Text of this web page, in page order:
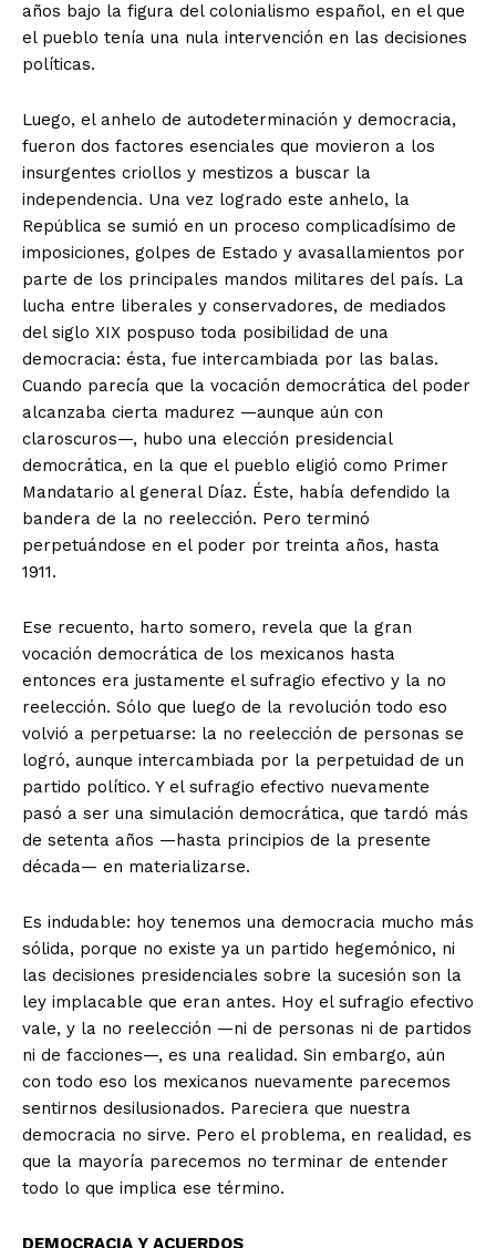
años bajo la figura del colonialismo español, en el que
el pueblo tenía una nula intervención en las decisiones
políticas.
Luego, el anhelo de autodeterminación y democracia,
fueron dos factores esenciales que movieron a los
insurgentes criollos y mestizos a buscar la
independencia. Una vez logrado este anhelo, la
República se sumió en un proceso complicadísimo de
imposiciones, golpes de Estado y avasallamientos por
parte de los principales mandos militares del país. La
lucha entre liberales y conservadores, de mediados
del siglo XIX pospuso toda posibilidad de una
democracia: ésta, fue intercambiada por las balas.
Cuando parecía que la vocación democrática del poder
alcanzaba cierta madurez —aunque aún con
claroscuros—, hubo una elección presidencial
democrática, en la que el pueblo eligió como Primer
Mandatario al general Díaz. Éste, había defendido la
bandera de la no reelección. Pero terminó
perpetuándose en el poder por treinta años, hasta
1911.
Ese recuento, harto somero, revela que la gran
vocación democrática de los mexicanos hasta
entonces era justamente el sufragio efectivo y la no
reelección. Sólo que luego de la revolución todo eso
volvió a perpetuarse: la no reelección de personas se
logró, aunque intercambiada por la perpetuidad de un
partido político. Y el sufragio efectivo nuevamente
pasó a ser una simulación democrática, que tardó más
de setenta años —hasta principios de la presente
década— en materializarse.
Es indudable: hoy tenemos una democracia mucho más
sólida, porque no existe ya un partido hegemónico, ni
las decisiones presidenciales sobre la sucesión son la
ley implacable que eran antes. Hoy el sufragio efectivo
vale, y la no reelección —ni de personas ni de partidos
ni de facciones—, es una realidad. Sin embargo, aún
con todo eso los mexicanos nuevamente parecemos
sentirnos desilusionados. Pareciera que nuestra
democracia no sirve. Pero el problema, en realidad, es
que la mayoría parecemos no terminar de entender
todo lo que implica ese término.
DEMOCRACIA Y ACUERDOS